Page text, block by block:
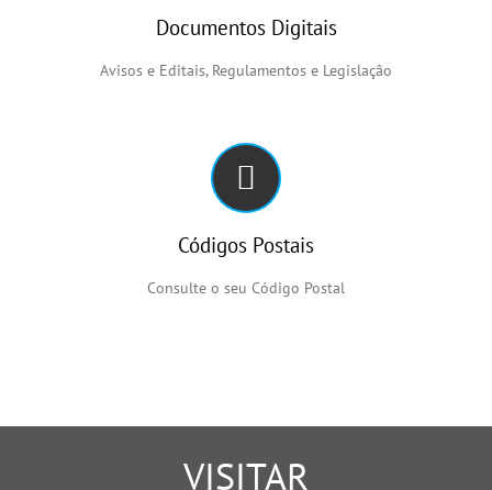
Documentos Digitais
Avisos e Editais, Regulamentos e Legislação
Códigos Postais
Consulte o seu Código Postal
VISITAR